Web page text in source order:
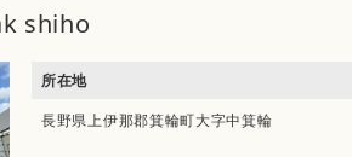
shiho
所在地
長野県上伊那郡箕輪町大字中箕輪